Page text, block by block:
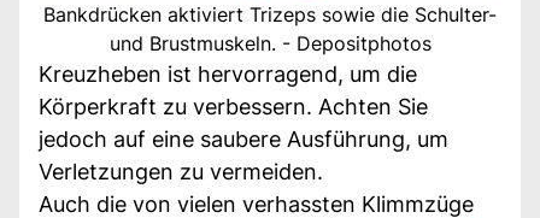
Bankdrücken aktiviert Trizeps sowie die Schulter-
und Brustmuskeln. - Depositphotos
Kreuzheben ist hervorragend, um die
Körperkraft zu verbessern. Achten Sie
jedoch auf eine saubere Ausführung, um
Verletzungen zu vermeiden.
Auch die von vielen verhassten Klimmzüge